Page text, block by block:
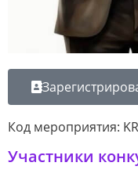
Код мероприятия:
Участники